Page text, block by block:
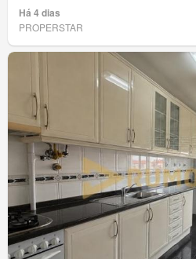
Há 4 dias
PROPERSTAR